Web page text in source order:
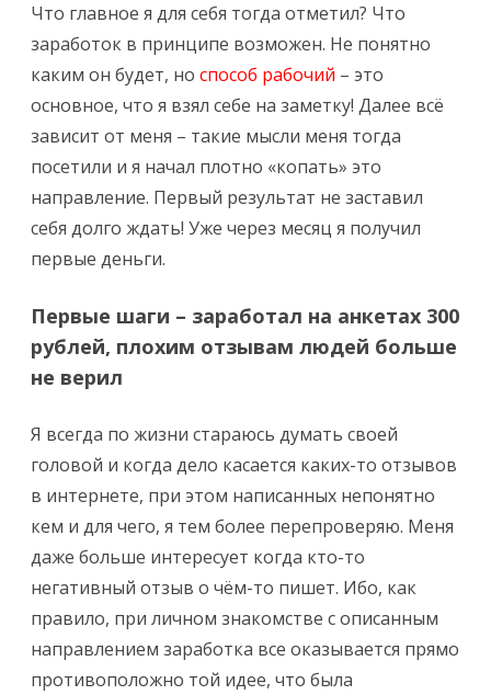
Что главное я для себя тогда отметил? Что
заработок в принципе возможен. Не понятно
каким он будет, но способ рабочий – это
основное, что я взял себе на заметку! Далее всё
зависит от меня – такие мысли меня тогда
посетили и я начал плотно «копать» это
направление. Первый результат не заставил
себя долго ждать! Уже через месяц я получил
первые деньги.
Первые шаги – заработал на анкетах 300
рублей, плохим отзывам людей больше
не верил
Я всегда по жизни стараюсь думать своей
головой и когда дело касается каких-то отзывов
в интернете, при этом написанных непонятно
кем и для чего, я тем более перепроверяю. Меня
даже больше интересует когда кто-то
негативный отзыв о чём-то пишет. Ибо, как
правило, при личном знакомстве с описанным
направлением заработка все оказывается прямо
противоположно той идее, что была